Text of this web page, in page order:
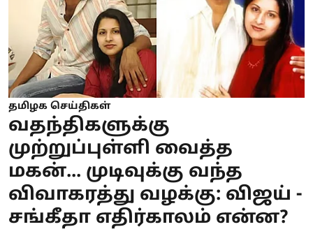
தமிழக செய்திகள்
வதந்திகளுக்கு
முற்றுப்புள்ளி வைத்த
மகன்... முடிவுக்கு வந்த
விவாகரத்து வழக்கு: விஜய் -
சங்கீதா எதிர்காலம் என்ன?